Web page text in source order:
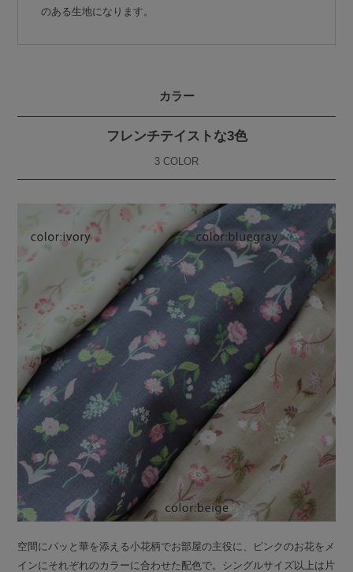
のある生地になります。
カラー
フレンチテイストな3色
3 COLOR
空間にパッと華を添える小花柄でお部屋の主役に、ピンクのお花をメ
インにそれぞれのカラーに合わせた配色で。シングルサイズ以上は片